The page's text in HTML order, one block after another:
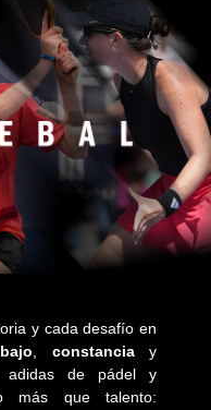
y cada desafío en
constanciay
adidas de pádel y
más que talento: